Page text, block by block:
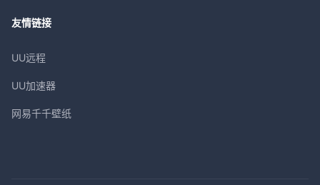
友情链接
UU远程
UU加速器
网易千千壁纸